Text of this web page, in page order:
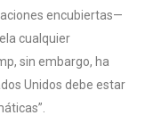
encubiertas—
cualquier
sin embargo, ha
Unidos debe estar